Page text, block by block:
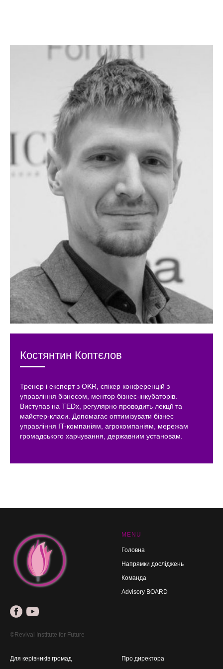
Костянтин Коптєлов
Тренер і експерт з OKR, спікер конференцій з
управління бізнесом, ментор бізнес-інкубаторів.
Виступав на TEDx, регулярно проводить лекції та
майстер-класи. Допомагає оптимізувати бізнес
управління IT-компаніям, агрокомпаніям, мережам
громадського харчування, державним установам.
©Revival Institute for Future
MENU
Головна
Напрямки досліджень
Команда
Advisory BOARD
Для керівників громад Про директора